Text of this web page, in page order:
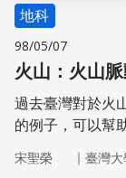
地科
98/05/07
火山：火山
過去臺灣對於火
的例子，可以幫
宋聖榮 ｜ 臺灣大